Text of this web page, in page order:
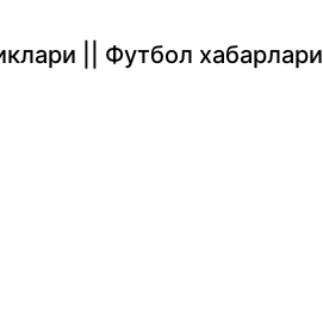
|| Футбол хабарлари